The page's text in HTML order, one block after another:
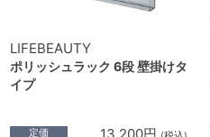
LIFEBEAUTY
ポリッシュラック 6段 壁掛けタ
イプ
定価